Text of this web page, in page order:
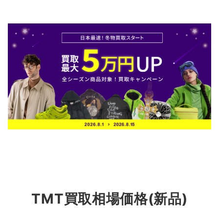
TMT買取相場価格(新品)